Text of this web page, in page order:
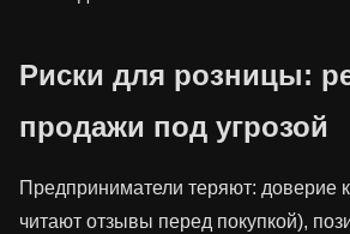
Риски для розницы:
продажи под угрозой
Предприниматели теряют: доверие
читают отзывы перед покупкой),